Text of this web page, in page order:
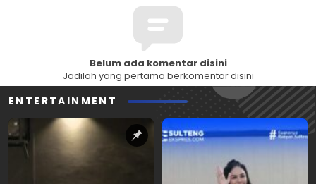
Belum ada komentar disini
Jadilah yang pertama berkomentar disini
ENTERTAINMENT